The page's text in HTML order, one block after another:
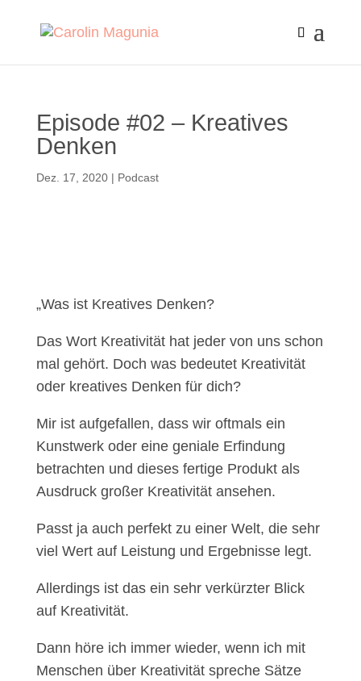
Episode #02 – Kreatives
Denken
Dez. 17, 2020| Podcast
„Was ist Kreatives Denken?
Das Wort Kreativität hat jeder von uns schon
mal gehört. Doch was bedeutet Kreativität
oder kreatives Denken für dich?
Mir ist aufgefallen, dass wir oftmals ein
Kunstwerk oder eine geniale Erfindung
betrachten und dieses fertige Produkt als
Ausdruck großer Kreativität ansehen.
Passt ja auch perfekt zu einer Welt, die sehr
viel Wert auf Leistung und Ergebnisse legt.
Allerdings ist das ein sehr verkürzter Blick
auf Kreativität.
Dann höre ich immer wieder, wenn ich mit
Menschen über Kreativität spreche Sätze